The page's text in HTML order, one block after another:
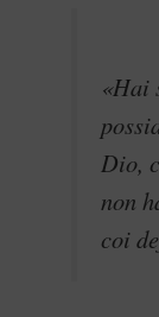
«Hai
Dio,
non
coi